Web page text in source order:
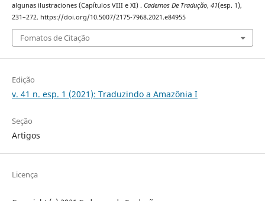
algunas ilustraciones (Capítulos VIII e XI) . Cadernos De Tradução, 41(esp. 1),
231–272. https://doi.org/10.5007/2175-7968.2021.e84955
Fomatos de Citação
Edição
v. 41 n. esp. 1 (2021): Traduzindo a Amazônia I
Seção
Artigos
Licença